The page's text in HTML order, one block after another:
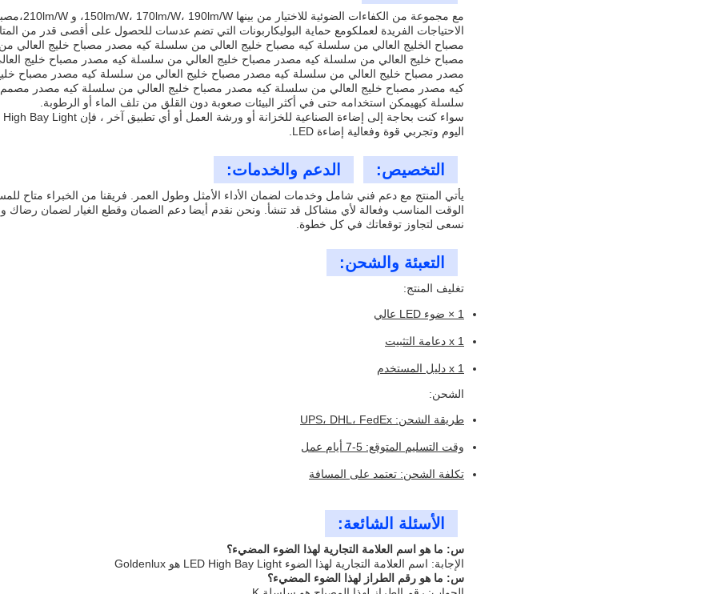
الاحتياجات الفريدة لعملكومع حماية البوليكاربونات التي تضم عدسات للحصول على أقصى قدر من
مصباح الخليج العالي من سلسلة كيه مصباح خليج العالي من سلسلة كيه مصدر مصباح خليج
مصباح خليج العالي من سلسلة كيه مصدر مصباح خليج العالي من سلسلة كيه مصدر مصباح خليج
مصدر مصباح خليج العالي من سلسلة كيه مصدر مصباح خليج العالي من سلسلة كيه مصدر مصباح
كيه مصدر مصباح خليج العالي من سلسلة كيه مصدر مصباح خليج العالي من سلسلة كيه مصدر
سلسلة كيهيمكن استخدامه حتى في أكثر البيئات صعوبة دون القلق من تلف الماء أو الرطوبة.
اليوم وتجربي قوة وفعالية إضاءة LED.
التخصيص: الدعم والخدمات:
يأتي المنتج مع دعم فني شامل وخدمات لضمان الأداء الأمثل وطول العمر. فريقنا من الخبراء متاح
الوقت المناسب وفعالة لأي مشاكل قد تنشأ. ونحن نقدم أيضا دعم الضمان وقطع الغيار لضمان رضاك
نسعى لتجاوز توقعاتك في كل خطوة.
التعبئة والشحن:
تغليف المنتج:
1 × ضوء LED عالي
1 x دعامة التثبيت
1 x دليل المستخدم
الشحن:
طريقة الشحن: UPS، DHL، FedEx
وقت التسليم المتوقع: 5-7 أيام عمل
تكلفة الشحن: تعتمد على المسافة
الأسئلة الشائعة:
س: ما هو اسم العلامة التجارية لهذا الضوء المضيء؟
الإجابة: اسم العلامة التجارية لهذا الضوء LED High Bay Light هو Goldenlux
س: ما هو رقم الطراز لهذا الضوء المضيء؟